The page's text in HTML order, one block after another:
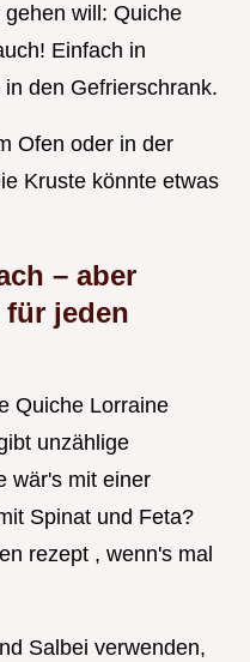
will: Quiche
Einfach in
den Gefrierschrank.
Ofen oder in der
Kruste könnte etwas
– aber
jeden
Quiche Lorraine
unzählige
wär's mit einer
Spinat und Feta?
rezept , wenn's mal
Salbei verwenden,